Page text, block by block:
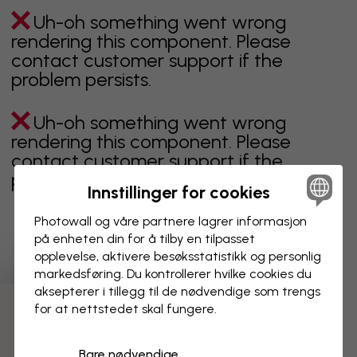
Uh-oh something went wrong
rendering this component. Please
contact customer support if the
problem persists.
Uh-oh something went wrong
rendering this component. Please
contact customer support if the
problem persists.
Viser side 1 av 2 sider
Oppdag fleire kategoriar
Innstillinger for cookies
Photowall og våre partnere lagrer informasjon
på enheten din for å tilby en tilpasset
opplevelse, aktivere besøks­statistikk og personlig
markedsføring. Du kontrollerer hvilke cookies du
aksepterer i tillegg til de nødvendige som trengs
for at nettstedet skal fungere.